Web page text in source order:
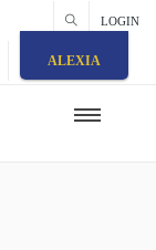
LOGIN
ALEXIA